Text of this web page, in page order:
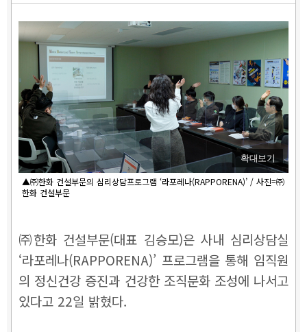
확대보기
▲㈜한화 건설부문의 심리상담프로그램 ‘라포레나(RAPPORENA)’ / 사진=㈜
한화 건설부문
㈜한화 건설부문(대표 김승모)은 사내 심리상담실
‘라포레나(RAPPORENA)’ 프로그램을 통해 임직원
의 정신건강 증진과 건강한 조직문화 조성에 나서고
있다고 22일 밝혔다.